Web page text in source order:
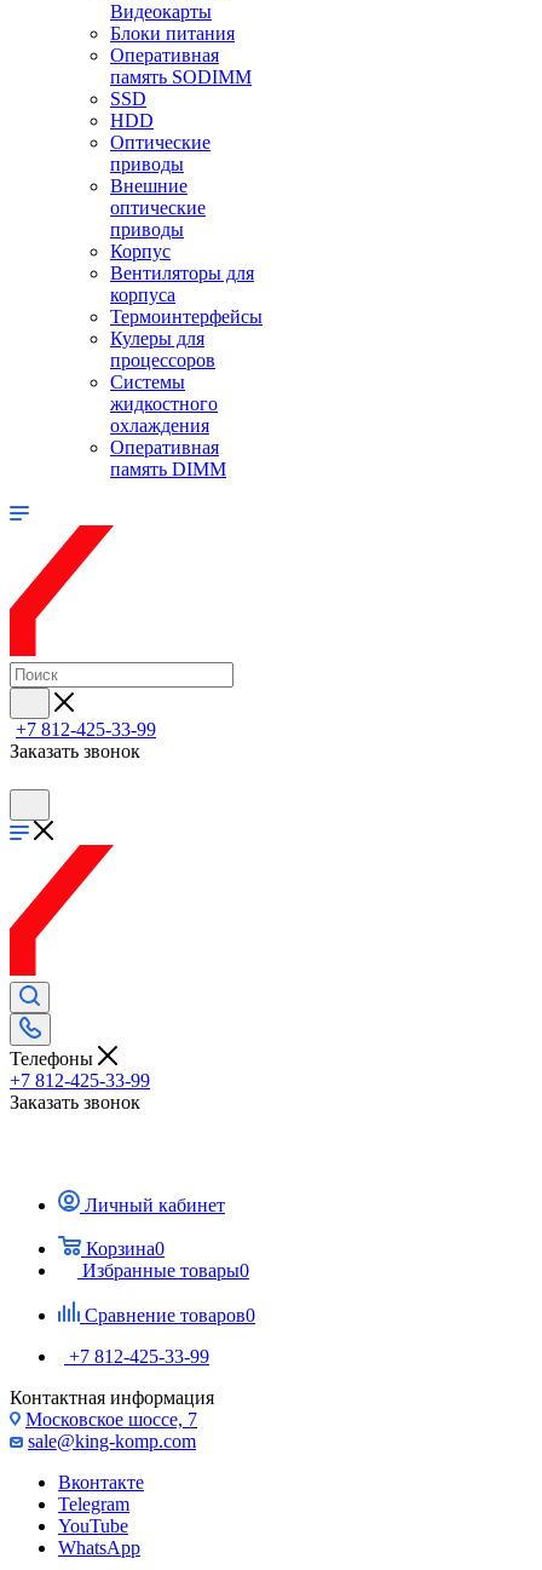
Видеокарты
Блоки питания
Оперативная
память SODIMM
SSD
HDD
Оптические
приводы
Внешние
оптические
приводы
Корпус
Вентиляторы для
корпуса
Термоинтерфейсы
Кулеры для
процессоров
Системы
жидкостного
охлаждения
Оперативная
память DIMM
+7 812-425-33-99
Заказать звонок
Телефоны
+7 812-425-33-99
Заказать звонок
Личный кабинет
Корзина0
Избранные товары0
Сравнение товаров0
+7 812-425-33-99
Контактная информация
Московское шоссе, 7
sale@king-komp.com
Вконтакте
Telegram
YouTube
WhatsApp